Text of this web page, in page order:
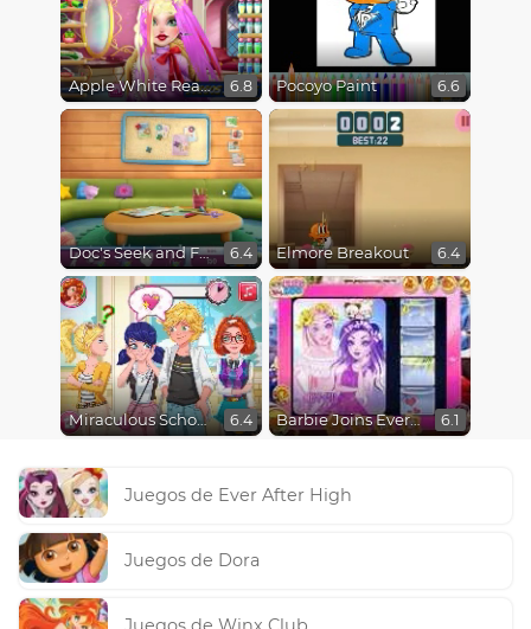
Apple White Real Haircuts 6.8 Pocoyo Paint 6.6
Doc's Seek and Find 6.4 Elmore Breakout 6.4
Miraculous School Kiss 6.4 Barbie Joins Ever After High 6.1
Juegos de Ever After High
Juegos de Dora